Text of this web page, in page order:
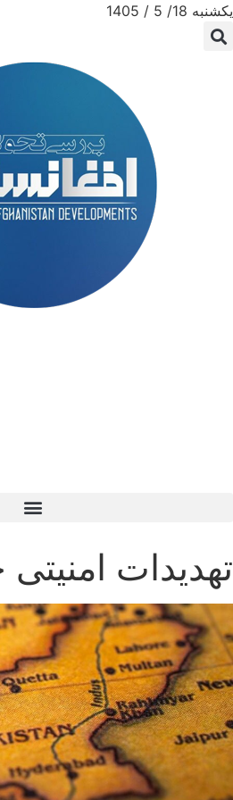
یکشنبه 18/ 5 / 1405
تهدیدات